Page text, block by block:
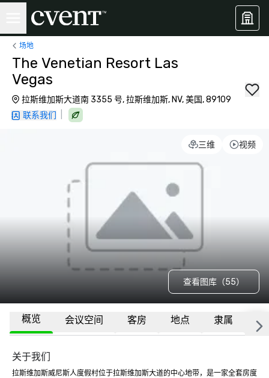
场地
The Venetian Resort Las
Vegas
拉斯维加斯大道南 3355 号, 拉斯维加斯, NV, 美国, 89109
联系我们
三维 视频
查看图库（55）
概览 会议空间 客房 地点 隶属 更
关于我们
拉斯维加斯威尼斯人度假村位于拉斯维加斯大道的中心地带，是一家全套房度